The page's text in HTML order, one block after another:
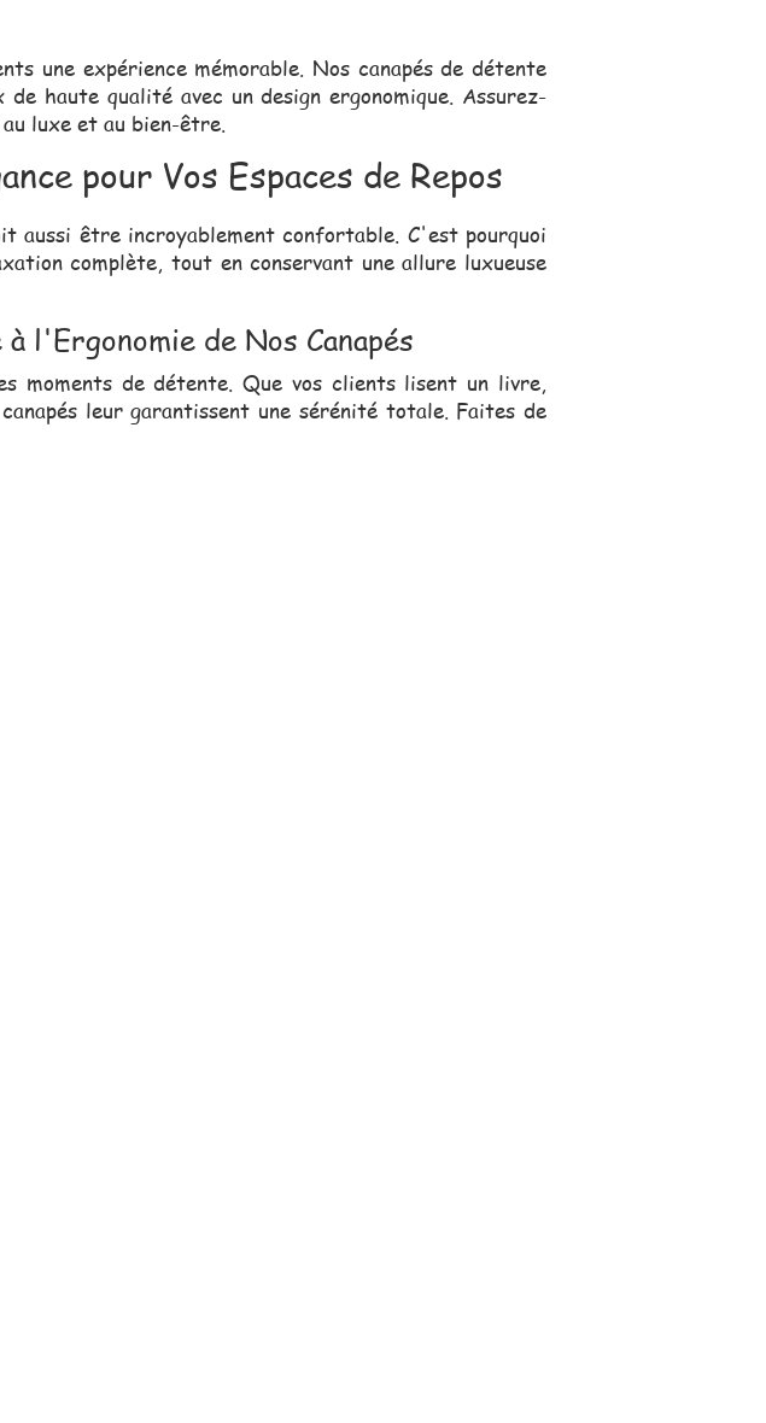
une expérience mémorable. Nos canapés de détente
haute qualité avec un design ergonomique. Assurez-
luxe et au bien-être.
pour Vos Espaces de Repos
aussi être incroyablement confortable. C'est pourquoi
complète, tout en conservant une allure luxueuse
l'Ergonomie de Nos Canapés
moments de détente. Que vos clients lisent un livre,
leur garantissent une sérénité totale. Faites de